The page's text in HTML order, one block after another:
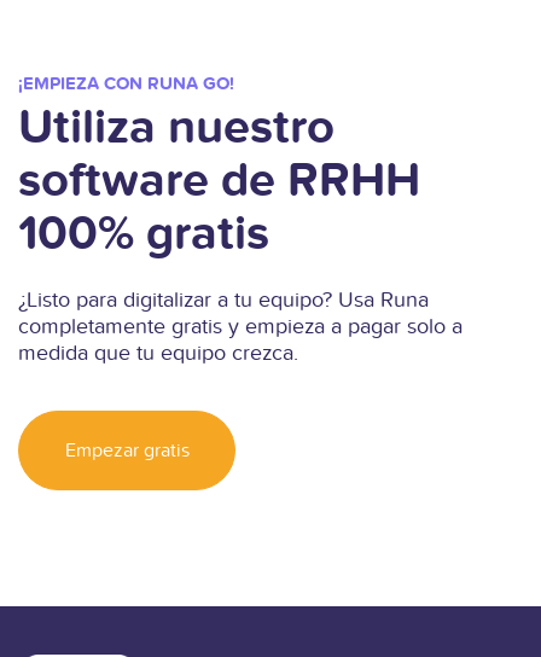
¡EMPIEZA CON RUNA GO!
Utiliza nuestro
software de RRHH
100% gratis
¿Listo para digitalizar a tu equipo? Usa Runa
completamente gratis y empieza a pagar solo a
medida que tu equipo crezca.
Empezar gratis